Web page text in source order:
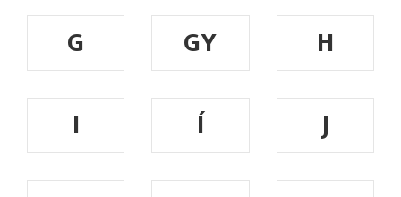
G
GY
H
I
Í
J